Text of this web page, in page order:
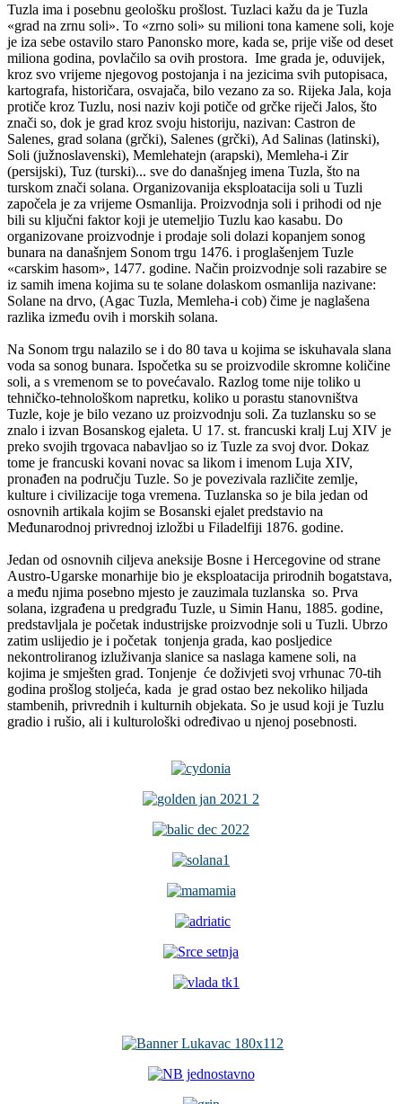
Tuzla ima i posebnu geološku prošlost. Tuzlaci kažu da je Tuzla
«grad na zrnu soli». To «zrno soli» su milioni tona kamene soli, koje
je iza sebe ostavilo staro Panonsko more, kada se, prije više od deset
miliona godina, povlačilo sa ovih prostora. Ime grada je, oduvijek,
kroz svo vrijeme njegovog postojanja i na jezicima svih putopisaca,
kartografa, historičara, osvajača, bilo vezano za so. Rijeka Jala, koja
protiče kroz Tuzlu, nosi naziv koji potiče od grčke riječi Jalos, što
znači so, dok je grad kroz svoju historiju, nazivan: Castron de
Salenes, grad solana (grčki), Salenes (grčki), Ad Salinas (latinski),
Soli (južnoslavenski), Memlehatejn (arapski), Memleha-i Zir
(persijski), Tuz (turski)... sve do današnjeg imena Tuzla, što na
turskom znači solana. Organizovanija eksploatacija soli u Tuzli
započela je za vrijeme Osmanlija. Proizvodnja soli i prihodi od nje
bili su ključni faktor koji je utemeljio Tuzlu kao kasabu. Do
organizovane proizvodnje i prodaje soli dolazi kopanjem sonog
bunara na današnjem Sonom trgu 1476. i proglašenjem Tuzle
«carskim hasom», 1477. godine. Način proizvodnje soli razabire se
iz samih imena kojima su te solane dolaskom osmanlija nazivane:
Solane na drvo, (Agac Tuzla, Memleha-i cob) čime je naglašena
razlika između ovih i morskih solana.
Na Sonom trgu nalazilo se i do 80 tava u kojima se iskuhavala slana
voda sa sonog bunara. Ispočetka su se proizvodile skromne količine
soli, a s vremenom se to povećavalo. Razlog tome nije toliko u
tehničko-tehnološkom napretku, koliko u porastu stanovništva
Tuzle, koje je bilo vezano uz proizvodnju soli. Za tuzlansku so se
znalo i izvan Bosanskog ejaleta. U 17. st. francuski kralj Luj XIV je
preko svojih trgovaca nabavljao so iz Tuzle za svoj dvor. Dokaz
tome je francuski kovani novac sa likom i imenom Luja XIV,
pronađen na području Tuzle. So je povezivala različite zemlje,
kulture i civilizacije toga vremena. Tuzlanska so je bila jedan od
osnovnih artikala kojim se Bosanski ejalet predstavio na
Međunarodnoj privrednoj izložbi u Filadelfiji 1876. godine.
Jedan od osnovnih ciljeva aneksije Bosne i Hercegovine od strane
Austro-Ugarske monarhije bio je eksploatacija prirodnih bogatstava,
a među njima posebno mjesto je zauzimala tuzlanska so. Prva
solana, izgrađena u predgrađu Tuzle, u Simin Hanu, 1885. godine,
predstavljala je početak industrijske proizvodnje soli u Tuzli. Ubrzo
zatim uslijedio je i početak tonjenja grada, kao posljedice
nekontroliranog izluživanja slanice sa naslaga kamene soli, na
kojima je smješten grad. Tonjenje će doživjeti svoj vrhunac 70-tih
godina prošlog stoljeća, kada je grad ostao bez nekoliko hiljada
stambenih, privrednih i kulturnih objekata. So je usud koji je Tuzlu
gradio i rušio, ali i kulturološki određivao u njenoj posebnosti.